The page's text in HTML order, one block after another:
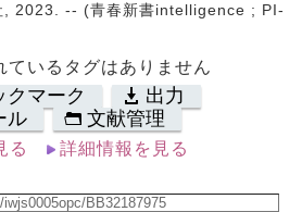
, 2023. -- (青春新書intelligence ; PI-
ているタグはありません
クマーク
出力
ル
文献管理
る 詳細情報を見る